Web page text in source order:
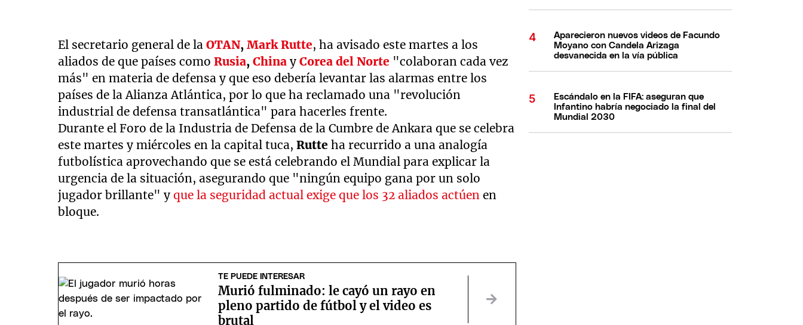
El secretario general de laOTAN, Mark Rutte, ha avisado este martes a los
aliados de que países comoRusia,China yCorea del Norte "colaboran cada vez
más" en materia de defensa y que eso debería levantar las alarmas entre los
países de la Alianza Atlántica, por lo que ha reclamado una "revolución
industrial de defensa transatlántica" para hacerles frente.
Durante el Foro de la Industria de Defensa de la Cumbre de Ankara que se celebra
este martes y miércoles en la capital tuca,Rutte ha recurrido a una analogía
futbolística aprovechando que se está celebrando el Mundial para explicar la
urgencia de la situación, asegurando que "ningún equipo gana por un solo
jugador brillante" yque la seguridad actual exige que los 32 aliados actúen en
bloque.
TE PUEDE INTERESAR
Murió fulminado: le cayó un rayo en
pleno partido de fútbol y el video es
brutal
Aparecieron nuevos videos de Facundo
Moyano con Candela Arizaga
desvanecida en la vía pública
Escándalo en la FIFA: aseguran que
Infantino habría negociado la final del
Mundial 2030